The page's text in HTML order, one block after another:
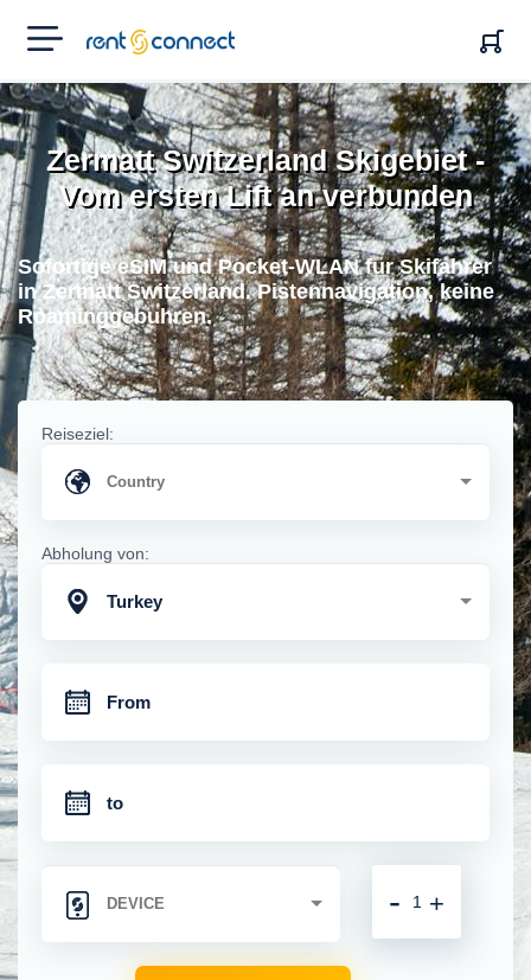
RENT'N
CONNECT
Zermatt Switzerland Skigebiet -
Vom ersten Lift an verbunden
Sofortige eSIM und Pocket-WLAN fur Skifahrer
in Zermatt Switzerland. Pistennavigation, keine
Roaminggebuhren.
Reiseziel:
Abholung von:
Turkey
+
-